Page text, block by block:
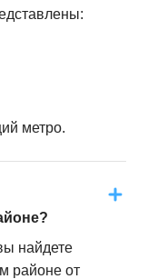
метро.
найдете
районе от